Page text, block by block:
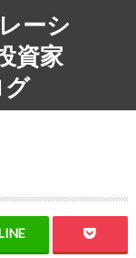
ーシ
資家
グ